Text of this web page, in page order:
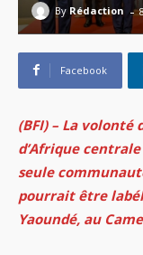
By Rédaction -
Facebook
(BFI) – La volonté
d’Afrique
seule
pourrait être
Yaoundé, au